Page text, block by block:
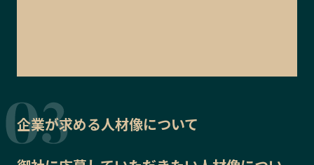
企業が求める人材像について